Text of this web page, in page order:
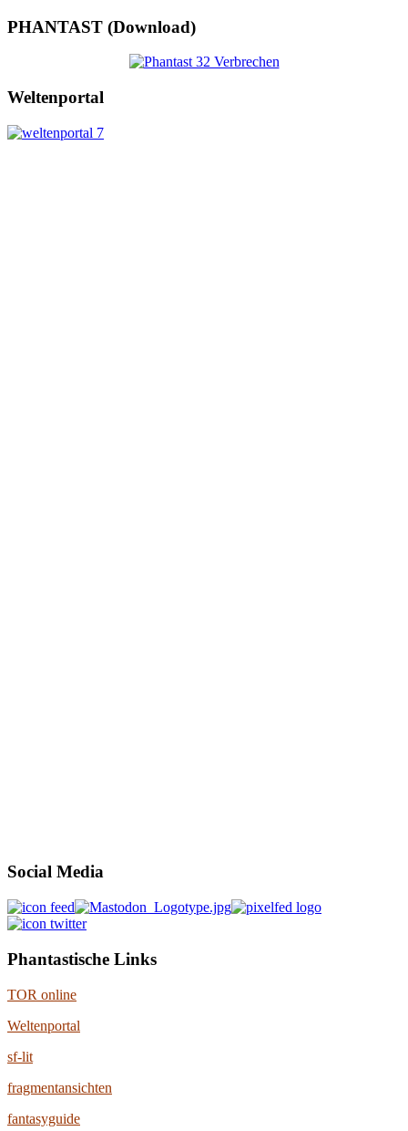
PHANTAST (Download)
Weltenportal
Social Media
Phantastische Links
TOR online
Weltenportal
sf-lit
fragmentansichten
fantasyguide